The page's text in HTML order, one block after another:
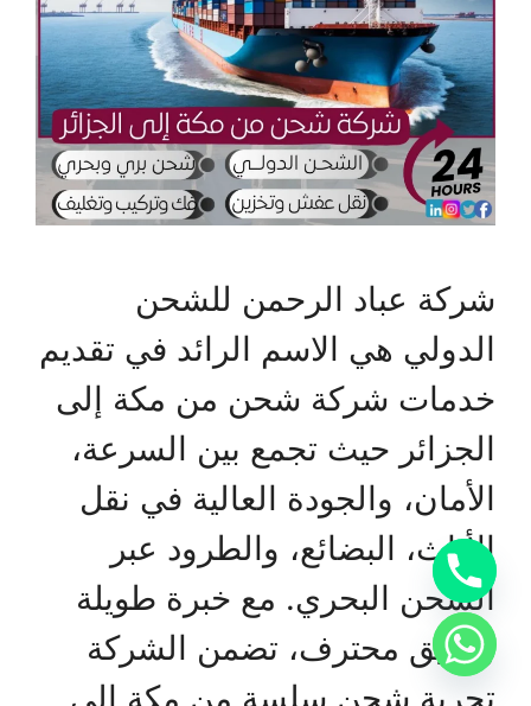
شركة عباد الرحمن للشحن
الدولي هي الاسم الرائد في تقديم
خدمات شركة شحن من مكة إلى
الجزائر حيث تجمع بين السرعة،
الأمان، والجودة العالية في نقل
الأثاث، البضائع، والطرود عبر
الشحن البحري. مع خبرة طويلة
وفريق محترف، تضمن الشركة